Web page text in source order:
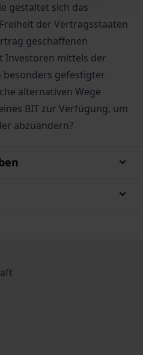
gestaltet sich das
der Vertragsstaaten
geschaffenen
Investoren mittels der
besonders gefestigter
alternativen Wege
BIT zur Verfügung, um
abzuändern?